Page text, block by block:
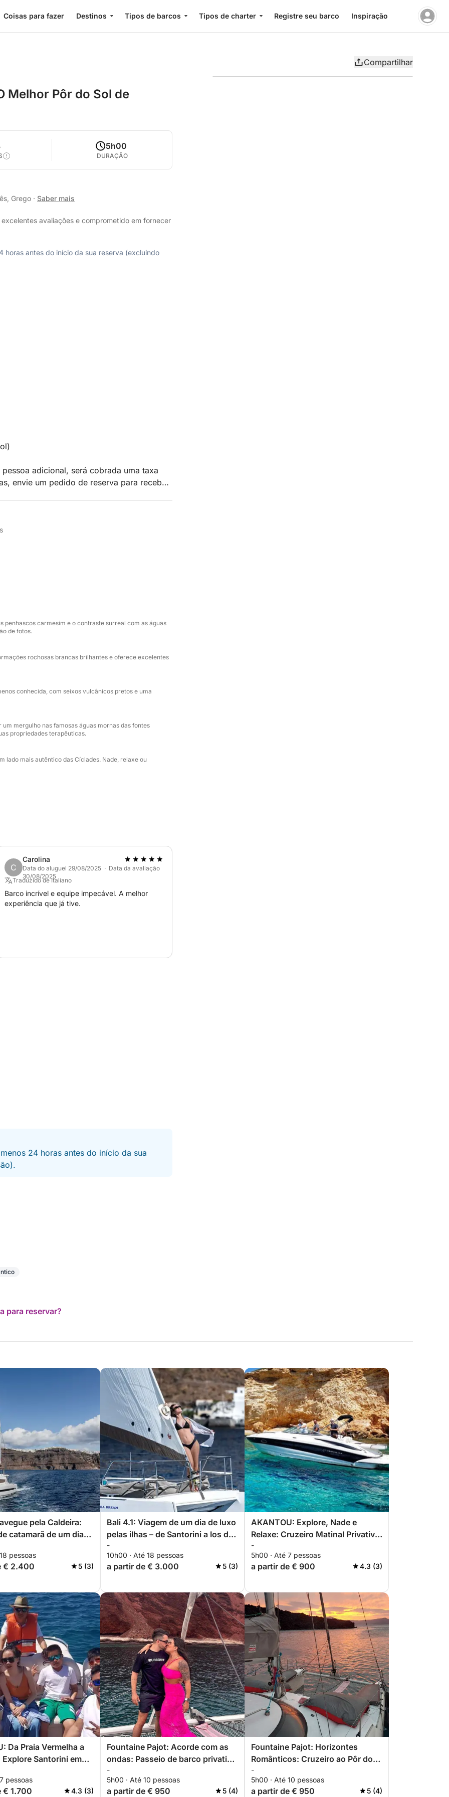
Coisas para fazer Destinos Tipos de barcos Tipos de charter Registre seu barco Inspiração
Compartilhar
Melhor Pôr do Sol de
5h00
DURAÇÃO
Grego · Saber mais
avaliações e comprometido em fornecer
horas antes do início da sua reserva (excluindo
adicional, será cobrada uma taxa
envie um pedido de reserva para receber
em um cruzeiro privado ao pôr do
jornada que combina a beleza
pequenos grupos que desejam vivenciar
vulcânicas e às tranquilas margens de
na caldeira.
cristalinas ou simplesmente sente-se e
do início ao fim.
privilegiado para contemplar um dos
de tomate, linguiça, filé de frango,
grelhado, espaguete ao molho,
à parte)
das condições meteorológicas.
#aluguel #cruzeiro #boas #férias
penhascos carmesim e o contraste surreal com as águas
de fotos.
rochosas brancas brilhantes e oferece excelentes
conhecida, com seixos vulcânicos pretos e uma
mergulho nas famosas águas mornas das fontes
propriedades terapêuticas.
lado mais autêntico das Cíclades. Nade, relaxe ou
C
Carolina
Data do aluguel 29/08/2025 · Data da avaliação
30/08/2025
Traduzido de Italiano
Barco incrível e equipe impecável. A melhor
experiência que já tive.
24 horas antes do início da sua
para reservar?
pela Caldeira:
catamarã de um dia
Santorini saindo de
pessoas
€ 2.400 5 (3)
Bali 4.1: Viagem de um dia de luxo
pelas ilhas – de Santorini a Ios de
catamarã
-
10h00 · Até 18 pessoas
a partir de € 3.000 5 (3)
AKANTOU: Explore, Nade e
Relaxe: Cruzeiro Matinal Privativo
de Lancha Rápida ao Redor de
Santorini
-
5h00 · Até 7 pessoas
a partir de € 900 4.3 (3)
Da Praia Vermelha a
Santorini em
particular
pessoas
€ 1.700 4.3 (3)
Fountaine Pajot: Acorde com as
ondas: Passeio de barco privativo
matinal saindo de Vlychada
-
5h00 · Até 10 pessoas
a partir de € 950 5 (4)
Fountaine Pajot: Horizontes
Românticos: Cruzeiro ao Pôr do
Sol em Santorini
-
5h00 · Até 10 pessoas
a partir de € 950 5 (4)